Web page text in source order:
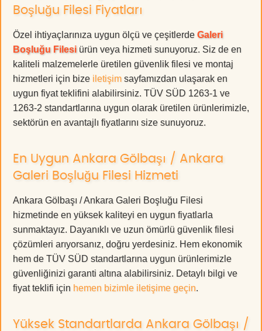
Boşluğu Filesi Fiyatları
Özel ihtiyaçlarınıza uygun ölçü ve çeşitlerde Galeri
Boşluğu Filesi ürün veya hizmeti sunuyoruz. Siz de en
kaliteli malzemelerle üretilen güvenlik filesi ve montaj
hizmetleri için bize iletişim sayfamızdan ulaşarak en
uygun fiyat teklifini alabilirsiniz. TÜV SÜD 1263-1 ve
1263-2 standartlarına uygun olarak üretilen ürünlerimizle,
sektörün en avantajlı fiyatlarını size sunuyoruz.
En Uygun Ankara Gölbaşı / Ankara
Galeri Boşluğu Filesi Hizmeti
Ankara Gölbaşı / Ankara Galeri Boşluğu Filesi
hizmetinde en yüksek kaliteyi en uygun fiyatlarla
sunmaktayız. Dayanıklı ve uzun ömürlü güvenlik filesi
çözümleri arıyorsanız, doğru yerdesiniz. Hem ekonomik
hem de TÜV SÜD standartlarına uygun ürünlerimizle
güvenliğinizi garanti altına alabilirsiniz. Detaylı bilgi ve
fiyat teklifi için hemen bizimle iletişime geçin.
Yüksek Standartlarda Ankara Gölbaşı /